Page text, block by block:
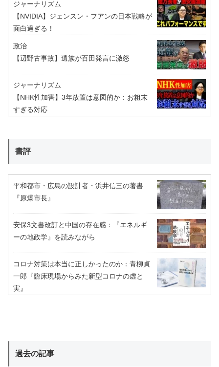
ジャーナリズム
【NVIDIA】ジェンスン・フアンの日本戦略が
面白過ぎる！
政治
【辺野古事故】遺族が百田発言に激怒
ジャーナリズム
【NHK性加害】3年放置は意図的か：お粗末
すぎる対応
書評
平和都市・広島の設計者・浜井信三の著書
『原爆市長』
安保3文書改訂と中国の存在感：『エネルギ
ーの地政学』を読みながら
コロナ対策は本当に正しかったのか：青柳貞
一郎『臨床現場からみた新型コロナの虚と
実』
過去の記事